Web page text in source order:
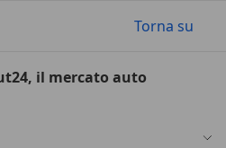
Torna su
il mercato auto